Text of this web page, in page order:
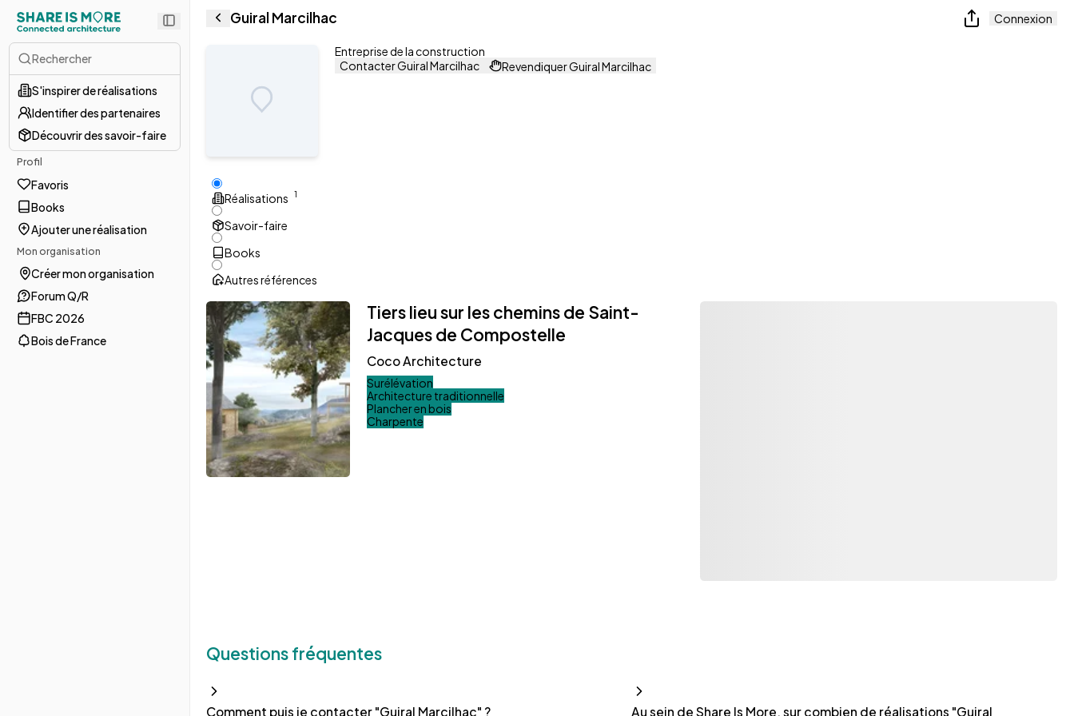
Rechercher
S'inspirer de réalisations
Identifier des partenaires
Découvrir des savoir-faire
Profil
Favoris
Books
Ajouter une réalisation
Mon organisation
Créer mon organisation
Forum Q/R
FBC 2026
Bois de France
Guiral Marcilhac Connexion
Entreprise de la construction
Contacter Guiral Marcilhac
Revendiquer Guiral Marcilhac
Réalisations 1
Savoir-faire
Books
Autres références
Tiers lieu sur les chemins de Saint-
Jacques de Compostelle
Coco Architecture
Surélévation
Architecture traditionnelle
Plancher en bois
Charpente
Questions fréquentes
Comment puis je contacter "Guiral Marcilhac" ? Au sein de Share Is More, sur combien de réalisations "Guiral